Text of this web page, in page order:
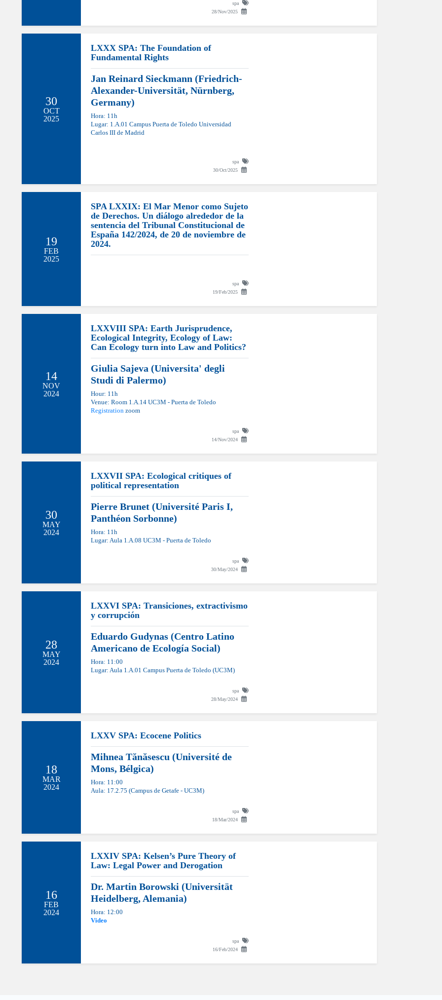
spa
28/Nov/2025
30
OCT
2025
LXXX SPA: The Foundation of
Fundamental Rights
Jan Reinard Sieckmann (Friedrich-
Alexander-Universität, Nürnberg,
Germany)
Hora: 11h
Lugar: 1.A.01 Campus Puerta de Toledo Universidad
Carlos III de Madrid
spa
30/Oct/2025
19
FEB
2025
SPA LXXIX: El Mar Menor como Sujeto
de Derechos. Un diálogo alrededor de la
sentencia del Tribunal Constitucional de
España 142/2024, de 20 de noviembre de
2024.
spa
19/Feb/2025
14
NOV
2024
LXXVIII SPA: Earth Jurisprudence,
Ecological Integrity, Ecology of Law:
Can Ecology turn into Law and Politics?
Giulia Sajeva (Universita' degli
Studi di Palermo)
Hour: 11h
Venue: Room 1.A.14 UC3M - Puerta de Toledo
Registration zoom
spa
14/Nov/2024
30
MAY
2024
LXXVII SPA: Ecological critiques of
political representation
Pierre Brunet (Université Paris I,
Panthéon Sorbonne)
Hora: 11h
Lugar: Aula 1.A.08 UC3M - Puerta de Toledo
spa
30/May/2024
28
MAY
2024
LXXVI SPA: Transiciones, extractivismo
y corrupción
Eduardo Gudynas (Centro Latino
Americano de Ecología Social)
Hora: 11:00
Lugar: Aula 1.A.01 Campus Puerta de Toledo (UC3M)
spa
28/May/2024
18
MAR
2024
LXXV SPA: Ecocene Politics
Mihnea Tănăsescu (Université de
Mons, Bélgica)
Hora: 11:00
Aula: 17.2.75 (Campus de Getafe - UC3M)
spa
18/Mar/2024
16
FEB
2024
LXXIV SPA: Kelsen’s Pure Theory of
Law: Legal Power and Derogation
Dr. Martin Borowski (Universität
Heidelberg, Alemania)
Hora: 12:00
Video
spa
16/Feb/2024